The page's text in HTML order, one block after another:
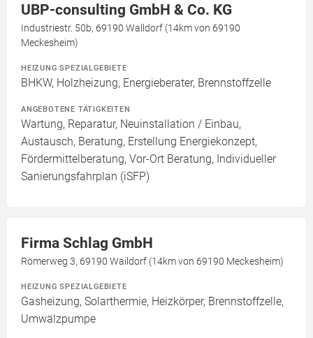
UBP-consulting GmbH & Co. KG
Industriestr. 50b, 69190 Walldorf (14km von 69190
Meckesheim)
HEIZUNG SPEZIALGEBIETE
BHKW, Holzheizung, Energieberater, Brennstoffzelle
ANGEBOTENE TÄTIGKEITEN
Wartung, Reparatur, Neuinstallation / Einbau,
Austausch, Beratung, Erstellung Energiekonzept,
Fördermittelberatung, Vor-Ort Beratung, Individueller
Sanierungsfahrplan (iSFP)
Firma Schlag GmbH
Römerweg 3, 69190 Waildorf (14km von 69190 Meckesheim)
HEIZUNG SPEZIALGEBIETE
Gasheizung, Solarthermie, Heizkörper, Brennstoffzelle,
Umwälzpumpe